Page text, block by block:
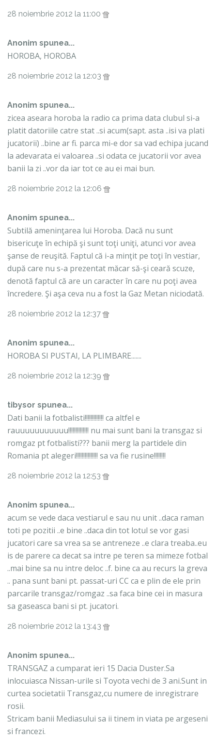
28 noiembrie 2012 la 11:00
Anonim spunea...
HOROBA, HOROBA
28 noiembrie 2012 la 12:03
Anonim spunea...
zicea aseara horoba la radio ca prima data clubul si-a
platit datoriile catre stat ..si acum(sapt. asta ..isi va plati
jucatorii) ..bine ar fi. parca mi-e dor sa vad echipa jucand
la adevarata ei valoarea ..si odata ce jucatorii vor avea
banii la zi ..vor da iar tot ce au ei mai bun.
28 noiembrie 2012 la 12:06
Anonim spunea...
Subtilă ameninţarea lui Horoba. Dacă nu sunt
bisericuţe în echipă şi sunt toţi uniţi, atunci vor avea
şanse de reuşită. Faptul că i-a minţit pe toţi în vestiar,
după care nu s-a prezentat măcar să-şi ceară scuze,
denotă faptul că are un caracter în care nu poţi avea
încredere. Şi aşa ceva nu a fost la Gaz Metan niciodată.
28 noiembrie 2012 la 12:37
Anonim spunea...
HOROBA SI PUSTAI, LA PLIMBARE.......
28 noiembrie 2012 la 12:39
tibysor spunea...
Dati banii la fotbalisti!!!!!!!!!!!!! ca altfel e
rauuuuuuuuuuu!!!!!!!!!!!!!! nu mai sunt bani la transgaz si
romgaz pt fotbalisti??? banii merg la partidele din
Romania pt alegeri!!!!!!!!!!!!!!! sa va fie rusine!!!!!!!!
28 noiembrie 2012 la 12:53
Anonim spunea...
acum se vede daca vestiarul e sau nu unit ..daca raman
toti pe pozitii ..e bine ..daca din tot lotul se vor gasi
jucatori care sa vrea sa se antreneze ..e clara treaba..eu
is de parere ca decat sa intre pe teren sa mimeze fotbal
..mai bine sa nu intre deloc ..f. bine ca au recurs la greva
.. pana sunt bani pt. passat-uri CC ca e plin de ele prin
parcarile transgaz/romgaz ..sa faca bine cei in masura
sa gaseasca bani si pt. jucatori.
28 noiembrie 2012 la 13:43
Anonim spunea...
TRANSGAZ a cumparat ieri 15 Dacia Duster.Sa
inlocuiasca Nissan-urile si Toyota vechi de 3 ani.Sunt in
curtea societatii Transgaz,cu numere de inregistrare
rosii.
Stricam banii Mediasului sa ii tinem in viata pe argeseni
si francezi.